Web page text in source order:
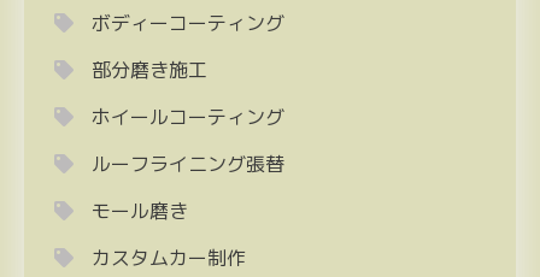
ボディーコーティング
部分磨き施工
ホイールコーティング
ルーフライニング張替
モール磨き
カスタムカー制作